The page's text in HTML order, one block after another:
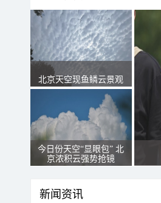
北京天空现鱼鳞云景观
今日份天空“显眼包” 北
京浓积云强势抢镜
新闻资讯